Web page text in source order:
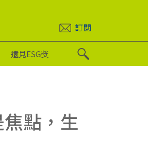
訂閱
遠見ESG獎
點，生